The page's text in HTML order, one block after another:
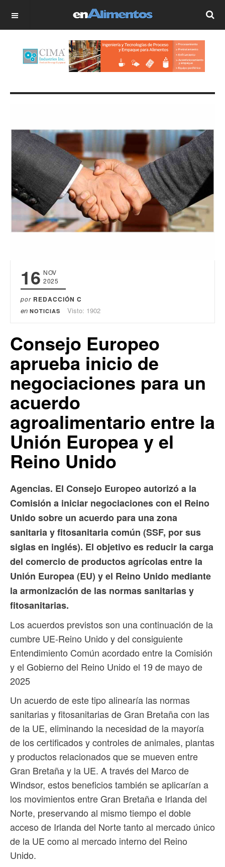
OFF CANVAS
16 NOV
2025
por REDACCIÓN C
en NOTICIAS Visto: 1902
Consejo Europeo
aprueba inicio de
negociaciones para un
acuerdo
agroalimentario entre la
Unión Europea y el
Reino Unido
Agencias. El Consejo Europeo autorizó a la
Comisión a iniciar negociaciones con el Reino
Unido sobre un acuerdo para una zona
sanitaria y fitosanitaria común (SSF, por sus
siglas en inglés). El objetivo es reducir la carga
del comercio de productos agrícolas entre la
Unión Europea (EU) y el Reino Unido mediante
la armonización de las normas sanitarias y
fitosanitarias.
Los acuerdos previstos son una continuación de la
cumbre UE-Reino Unido y del consiguiente
Entendimiento Común acordado entre la Comisión
y el Gobierno del Reino Unido el 19 de mayo de
2025
Un acuerdo de este tipo alinearía las normas
sanitarias y fitosanitarias de Gran Bretaña con las
de la UE, eliminando la necesidad de la mayoría
de los certificados y controles de animales, plantas
y productos relacionados que se mueven entre
Gran Bretaña y la UE. A través del Marco de
Windsor, estos beneficios también se aplicarían a
los movimientos entre Gran Bretaña e Irlanda del
Norte, preservando al mismo tiempo el doble
acceso de Irlanda del Norte tanto al mercado único
de la UE como al mercado interno del Reino
Unido.